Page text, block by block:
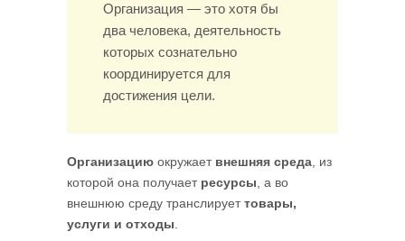
Организация — это хотя бы
два человека, деятельность
которых сознательно
координируется для
достижения цели.
Организацию окружает внешняя среда , из
которой она получает ресурсы , а во
внешнюю среду транслируеттовары,
услуги и отходы